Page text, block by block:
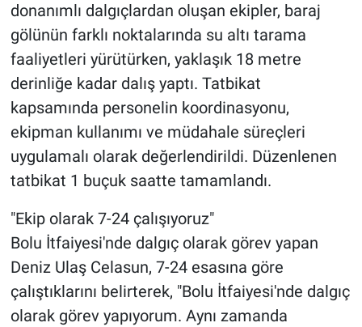
donanımlı dalgıçlardan oluşan ekipler, baraj
gölünün farklı noktalarında su altı tarama
faaliyetleri yürütürken, yaklaşık 18 metre
derinliğe kadar dalış yaptı. Tatbikat
kapsamında personelin koordinasyonu,
ekipman kullanımı ve müdahale süreçleri
uygulamalı olarak değerlendirildi. Düzenlenen
tatbikat 1 buçuk saatte tamamlandı.
"Ekip olarak 7-24 çalışıyoruz"
Bolu İtfaiyesi'nde dalgıç olarak görev yapan
Deniz Ulaş Celasun, 7-24 esasına göre
çalıştıklarını belirterek, "Bolu İtfaiyesi'nde dalgıç
olarak görev yapıyorum. Aynı zamanda